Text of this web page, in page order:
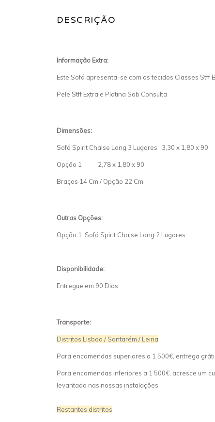
DESCRIÇÃO
Informação Extra:
Este Sofá apresenta-se com os tecidos Classes Stff
Pele Stff Extra e Platina Sob Consulta
Dimensões:
Sofá Spirit Chaise Long 3 Lugares 3,30 x 1,80 x 90
Opção 1 2,78 x 1,80 x 90
Braços 14 Cm / Opção 22 Cm
Outras Opções:
Opção 1 Sofá Spirit Chaise Long 2 Lugares
Disponibilidade:
Entregue em 90 Dias
Transporte:
Distritos Lisboa / Santarém / Leiria
Para encomendas superiores a 1 500€, entrega
Para encomendas inferiores a 1 500€, acresce um
levantado nas nossas instalações
Restantes distritos